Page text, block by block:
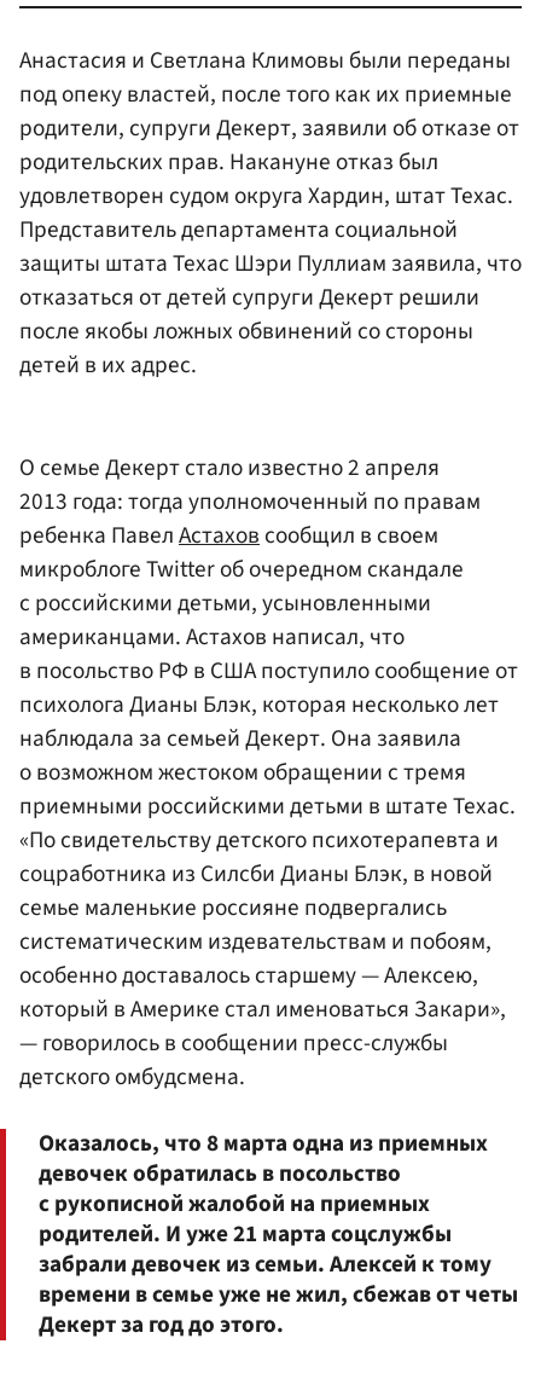
Анастасия и Светлана Климовы были переданы
под опеку властей, после того как их приемные
родители, супруги Декерт, заявили об отказе от
родительских прав. Накануне отказ был
удовлетворен судом округа Хардин, штат Техас.
Представитель департамента социальной
защиты штата Техас Шэри Пуллиам заявила, что
отказаться от детей супруги Декерт решили
после якобы ложных обвинений со стороны
детей в их адрес.
О семье Декерт стало известно 2 апреля
2013 года: тогда уполномоченный по правам
ребенка ПавелАстаховсообщил в своем
микроблоге Twitter об очередном скандале
с российскими детьми, усыновленными
американцами. Астахов написал, что
в посольство РФ в США поступило сообщение от
психолога Дианы Блэк, которая несколько лет
наблюдала за семьей Декерт. Она заявила
о возможном жестоком обращении с тремя
приемными российскими детьми в штате Техас.
«По свидетельству детского психотерапевта и
соцработника из Силсби Дианы Блэк, в новой
семье маленькие россияне подвергались
систематическим издевательствам и побоям,
особенно доставалось старшему — Алексею,
который в Америке стал именоваться Закари»,
— говорилось в сообщении пресс-службы
детского омбудсмена.
Оказалось, что 8 марта одна из приемных
девочек обратилась в посольство
с рукописной жалобой на приемных
родителей. И уже 21 марта соцслужбы
забрали девочек из семьи. Алексей к тому
времени в семье уже не жил, сбежав от четы
Декерт за год до этого.